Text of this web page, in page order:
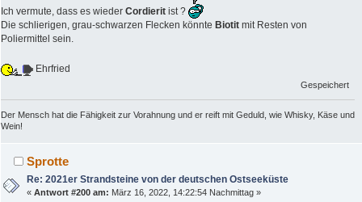
Ich vermute, dass es wieder Cordierit ist ?
Die schlierigen, grau-schwarzen Flecken könnte Biotit mit Resten von
Poliermittel sein.
Ehrfried
Gespeichert
Der Mensch hat die Fähigkeit zur Vorahnung und er reift mit Geduld, wie Whisky, Käse und
Wein!
Sprotte
Re: 2021er Strandsteine von der deutschen Ostseeküste
«Antwort #200 am: März 16, 2022, 14:22:54 Nachmittag »